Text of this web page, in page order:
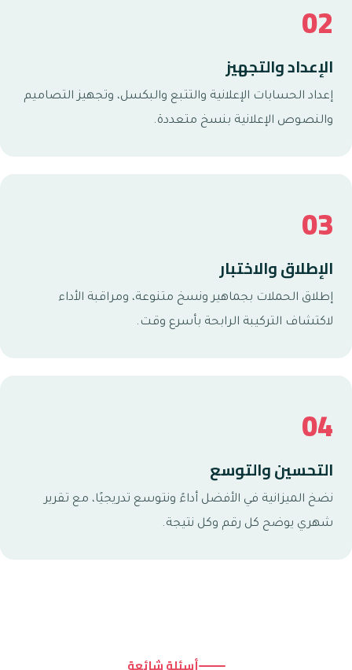
02
الإعداد والتجهيز
إعداد الحسابات الإعلانية والتتبع والبكسل، وتجهيز التصاميم
والنصوص الإعلانية بنسخ متعددة.
03
الإطلاق والاختبار
إطلاق الحملات بجماهير ونسخ متنوعة، ومراقبة الأداء
لاكتشاف التركيبة الرابحة بأسرع وقت.
04
التحسين والتوسع
نضخ الميزانية في الأفضل أداءً ونتوسع تدريجيًا، مع تقرير
شهري يوضح كل رقم وكل نتيجة.